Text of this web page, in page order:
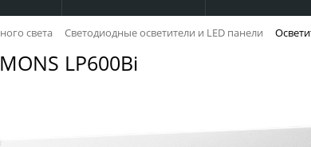
света Светодиодные осветители и LED панели
LP600Bi